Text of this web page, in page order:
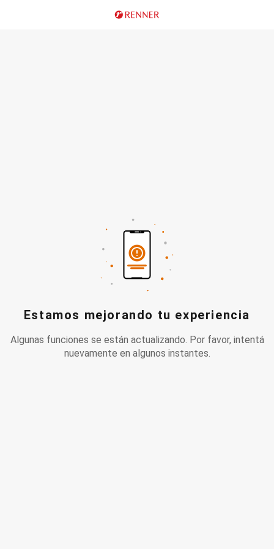
Estamos mejorando tu experiencia
Algunas funciones se están actualizando. Por favor, intentá
nuevamente en algunos instantes.